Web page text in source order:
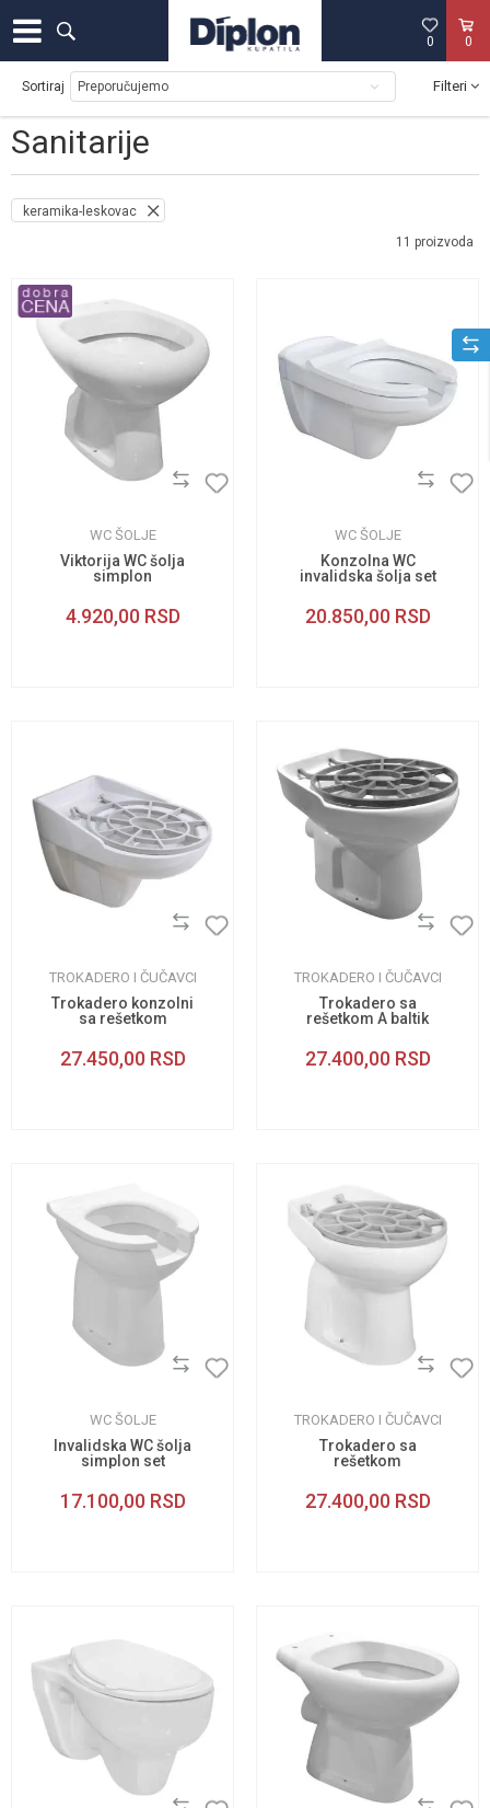
0
0
Sanitarije
Sortiraj Filteri
keramika-leskovac
11 proizvoda
WC ŠOLJE
Viktorija WC šolja
simplon
4.920,00 RSD
WC ŠOLJE
Konzolna WC
invalidska šolja set
20.850,00 RSD
TROKADERO I ČUČAVCI
Trokadero konzolni
sa rešetkom
27.450,00 RSD
TROKADERO I ČUČAVCI
Trokadero sa
rešetkom A baltik
27.400,00 RSD
WC ŠOLJE
Invalidska WC šolja
simplon set
17.100,00 RSD
TROKADERO I ČUČAVCI
Trokadero sa
rešetkom
27.400,00 RSD